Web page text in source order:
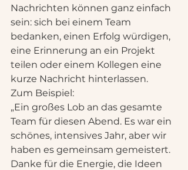
Nachrichten können ganz einfach
sein: sich bei einem Team
bedanken, einen Erfolg würdigen,
eine Erinnerung an ein Projekt
teilen oder einem Kollegen eine
kurze Nachricht hinterlassen.
Zum Beispiel:
„Ein großes Lob an das gesamte
Team für diesen Abend. Es war ein
schönes, intensives Jahr, aber wir
haben es gemeinsam gemeistert.
Danke für die Energie, die Ideen